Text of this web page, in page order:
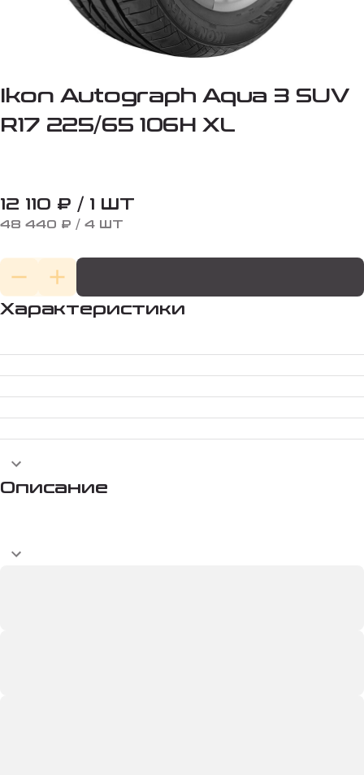
Ikon Autograph Aqua 3 SUV
R17 225/65 106H XL
12 110 ₽ / 1 ШТ
48 440 ₽ / 4 ШТ
Характеристики
Описание